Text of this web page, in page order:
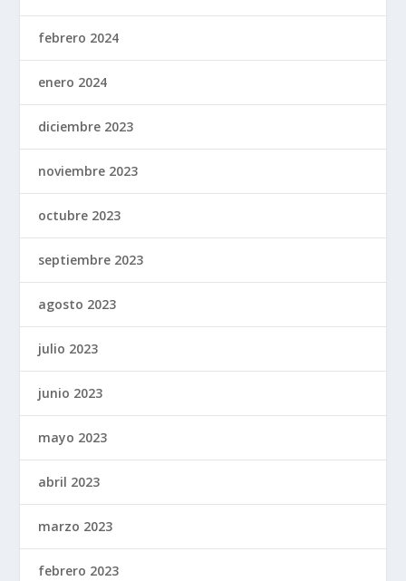
febrero 2024
enero 2024
diciembre 2023
noviembre 2023
octubre 2023
septiembre 2023
agosto 2023
julio 2023
junio 2023
mayo 2023
abril 2023
marzo 2023
febrero 2023